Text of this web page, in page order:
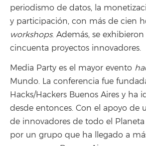
periodismo de datos, la
y participación, con más de cien
workshops. Además, se
cincuenta proyectos innovadores.
Media Party es el mayor evento
Mundo. La conferencia fue
Hacks/Hackers Buenos Aires y ha
desde entonces. Con el apoyo de
de innovadores de todo el
por un grupo que ha llegado a